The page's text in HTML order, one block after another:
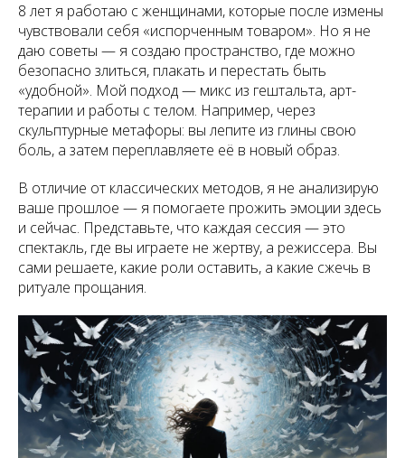
8 лет я работаю с женщинами, которые после измены
чувствовали себя «испорченным товаром». Но я не
даю советы — я создаю пространство, где можно
безопасно злиться, плакать и перестать быть
«удобной». Мой подход — микс из гештальта, арт-
терапии и работы с телом. Например, через
скульптурные метафоры: вы лепите из глины свою
боль, а затем переплавляете её в новый образ.
В отличие от классических методов, я не анализирую
ваше прошлое — я помогаете прожить эмоции здесь
и сейчас. Представьте, что каждая сессия — это
спектакль, где вы играете не жертву, а режиссера. Вы
сами решаете, какие роли оставить, а какие сжечь в
ритуале прощания.